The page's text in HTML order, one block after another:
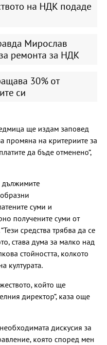
на НДК подаде
Мирослав
ремонта за НДК
30% от
си
ще издам заповед
промяна на критериите за
да бъде отменено“,
дължимите
суми и
получените суми от
средства трябва да се
става дума за малко над
стойността, колкото
културата.
който ще
директор“, каза още
дискусия за
която според мен